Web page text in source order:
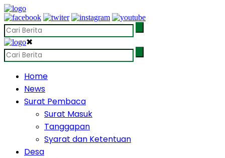
✖
Home
News
Surat Pembaca
Surat Masuk
Tanggapan
Syarat dan Ketentuan
Desa